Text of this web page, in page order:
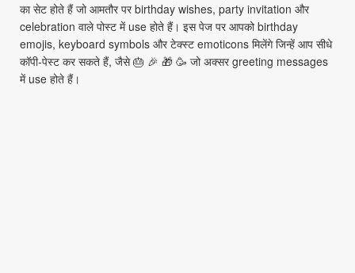
का सेट होते हैं जो आमतौर पर birthday wishes, party invitation और
celebration वाले पोस्ट में use होते हैं। इस पेज पर आपको birthday
emojis, keyboard symbols और टेक्स्ट emoticons मिलेंगे जिन्हें आप सीधे
कॉपी‑पेस्ट कर सकते हैं, जैसे 🎂 🎉 🎁 🥳 जो अक्सर greeting messages
में use होते हैं।